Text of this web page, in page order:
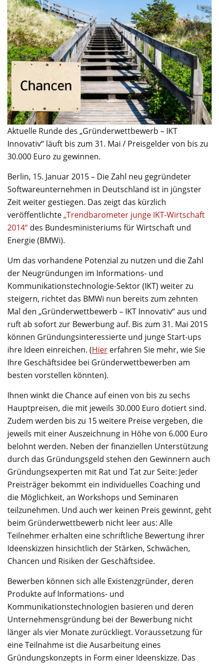
Aktuelle Runde des „Gründerwettbewerb – IKT
Innovativ“ läuft bis zum 31. Mai / Preisgelder von bis zu
30.000 Euro zu gewinnen.
Berlin, 15. Januar 2015 – Die Zahl neu gegründeter
Softwareunternehmen in Deutschland ist in jüngster
Zeit weiter gestiegen. Das zeigt das kürzlich
veröffentlichte„Trendbarometer junge IKT-Wirtschaft
2014“ des Bundesministeriums für Wirtschaft und
Energie (BMWi).
Um das vorhandene Potenzial zu nutzen und die Zahl
der Neugründungen im Informations- und
Kommunikationstechnologie-Sektor (IKT) weiter zu
steigern, richtet das BMWi nun bereits zum zehnten
Mal den „Gründerwettbewerb – IKT Innovativ“ aus und
ruft ab sofort zur Bewerbung auf. Bis zum 31. Mai 2015
können Gründungsinteressierte und junge Start-ups
ihre Ideen einreichen. (Hier erfahren Sie mehr, wie Sie
Ihre Geschäftsidee bei Gründerwettbewerben am
besten vorstellen könnten).
Ihnen winkt die Chance auf einen von bis zu sechs
Hauptpreisen, die mit jeweils 30.000 Euro dotiert sind.
Zudem werden bis zu 15 weitere Preise vergeben, die
jeweils mit einer Auszeichnung in Höhe von 6.000 Euro
belohnt werden. Neben der finanziellen Unterstützung
durch das Gründungsgeld stehen den Gewinnern auch
Gründungsexperten mit Rat und Tat zur Seite: Jeder
Preisträger bekommt ein individuelles Coaching und
die Möglichkeit, an Workshops und Seminaren
teilzunehmen. Und auch wer keinen Preis gewinnt, geht
beim Gründerwettbewerb nicht leer aus: Alle
Teilnehmer erhalten eine schriftliche Bewertung ihrer
Ideenskizzen hinsichtlich der Stärken, Schwächen,
Chancen und Risiken der Geschäftsidee.
Bewerben können sich alle Existenzgründer, deren
Produkte auf Informations- und
Kommunikationstechnologien basieren und deren
Unternehmensgründung bei der Bewerbung nicht
länger als vier Monate zurückliegt. Voraussetzung für
eine Teilnahme ist die Ausarbeitung eines
Gründungskonzepts in Form einer Ideenskizze. Das